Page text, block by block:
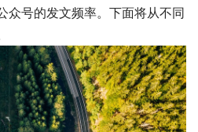
众号的发文频率。下面将从不同